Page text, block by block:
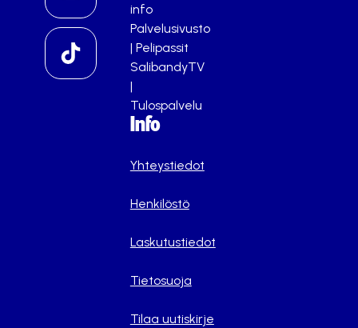
info
Palvelusivusto
| Pelipassit
SalibandyTV
|
Tulospalvelu
Info
Yhteystiedot
Henkilöstö
Laskutustiedot
Tietosuoja
Tilaa uutiskirje